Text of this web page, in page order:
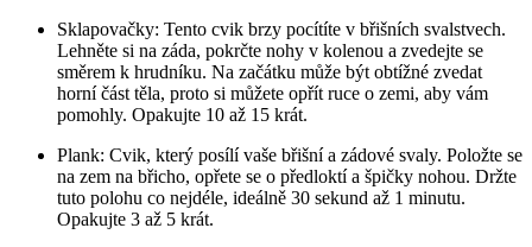
Sklapovačky: Tento cvik brzy pocítíte v břišních svalstvech.
Lehněte si na záda, pokrčte nohy v kolenou a zvedejte se
směrem k hrudníku. Na začátku může být obtížné zvedat
horní část těla, proto si můžete opřít ruce o zemi, aby vám
pomohly. Opakujte 10 až 15 krát.
Plank: Cvik, který posílí vaše břišní a zádové svaly. Položte se
na zem na břicho, opřete se o předloktí a špičky nohou. Držte
tuto polohu co nejdéle, ideálně 30 sekund až 1 minutu.
Opakujte 3 až 5 krát.